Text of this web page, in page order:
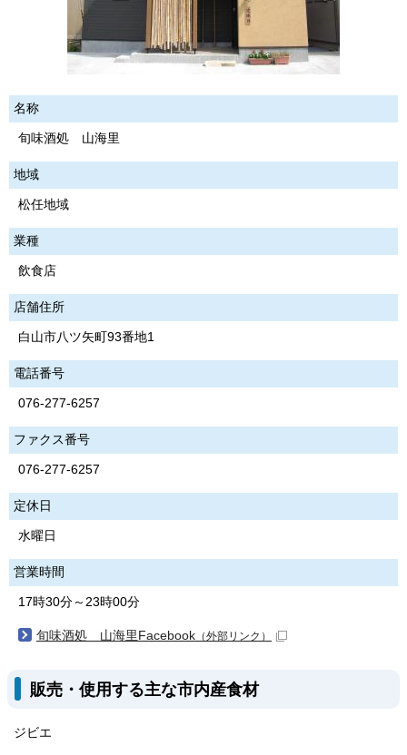
名称
旬味酒処 山海里
地域
松任地域
業種
飲食店
店舗住所
白山市八ツ矢町93番地1
電話番号
076-277-6257
ファクス番号
076-277-6257
定休日
水曜日
営業時間
17時30分～23時00分
旬味酒処 山海里Facebook （外部リンク）
販売・使用する主な市内産食材
ジビエ